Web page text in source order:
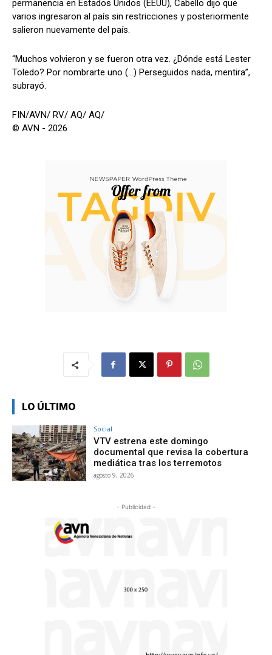
permanencia en Estados Unidos (EEUU), Cabello dijo que
varios ingresaron al país sin restricciones y posteriormente
salieron nuevamente del país.
“Muchos volvieron y se fueron otra vez. ¿Dónde está Lester
Toledo? Por nombrarte uno (...) Perseguidos nada, mentira”,
subrayó.
FIN/AVN/ RV/ AQ/ AQ/
© AVN - 2026
LO ÚLTIMO
Social
VTV estrena este domingo
documental que revisa la cobertura
mediática tras los terremotos
agosto 9, 2026
- Publicidad -